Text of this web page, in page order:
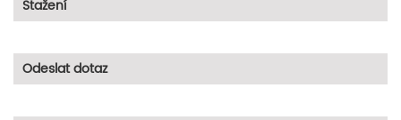
Stažení
Odeslat dotaz